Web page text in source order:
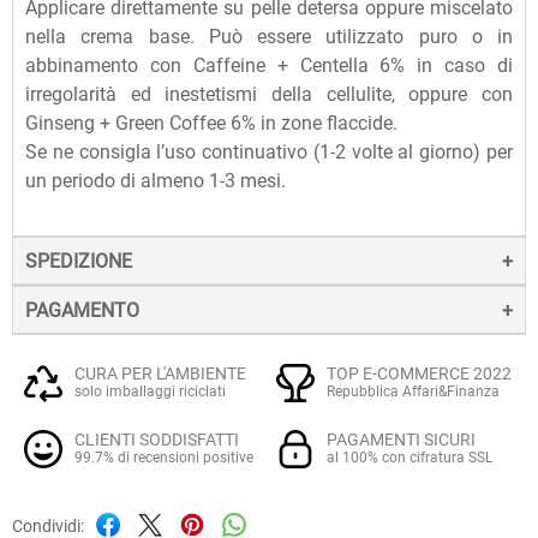
Applicare direttamente su pelle detersa oppure miscelato
nella crema base. Può essere utilizzato puro o in
abbinamento con Caffeine + Centella 6% in caso di
irregolarità ed inestetismi della cellulite, oppure con
Ginseng + Green Coffee 6% in zone flaccide.
Se ne consigla l’uso continuativo (1-2 volte al giorno) per
un periodo di almeno 1-3 mesi.
SPEDIZIONE
La spedizione dei prodotti avviene entro 24 ore dall'ordine
(sabato e festivi esclusi), tramite corriere SDA.
Quando l'ordine sarà spedito, riceverai una e-mail di
conferma, contenente un link alla tracciatura online
dell'invio, che ti permetterà di verificare in tempo reale lo
stato della spedizione.
PAGAMENTO
Il pagamento degli ordini può avvenire:
altre carte prepagate abilitate), su server sicuro Paypal.
utilizza connessioni SSL cifrate con crittografia forte,
CURA PER L'AMBIENTE
solo imballaggi riciclati
TOP E-COMMERCE 2022
Repubblica Affari&Finanza
CLIENTI SODDISFATTI
99.7% di recensioni positive
PAGAMENTI SICURI
al 100% con cifratura SSL
Condividi: